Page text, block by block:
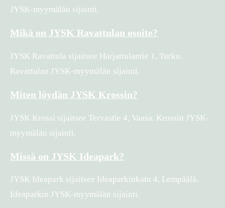
JYSK-myymälän sijainti.
Mikä on JYSK Ravattulan osoite?
JYSK Ravattula sijaitsee Harjattulantie 1, Turku.
Ravattulan JYSK-myymälän sijainti.
Miten löydän JYSK Krossin?
JYSK Krossi sijaitsee Tervastie 4, Vaasa. Krossin JYSK-
myymälän sijainti.
Missä on JYSK Ideapark?
JYSK Ideapark sijaitsee Ideaparkinkatu 4, Lempäälä.
Ideaparkin JYSK-myymälän sijainti.